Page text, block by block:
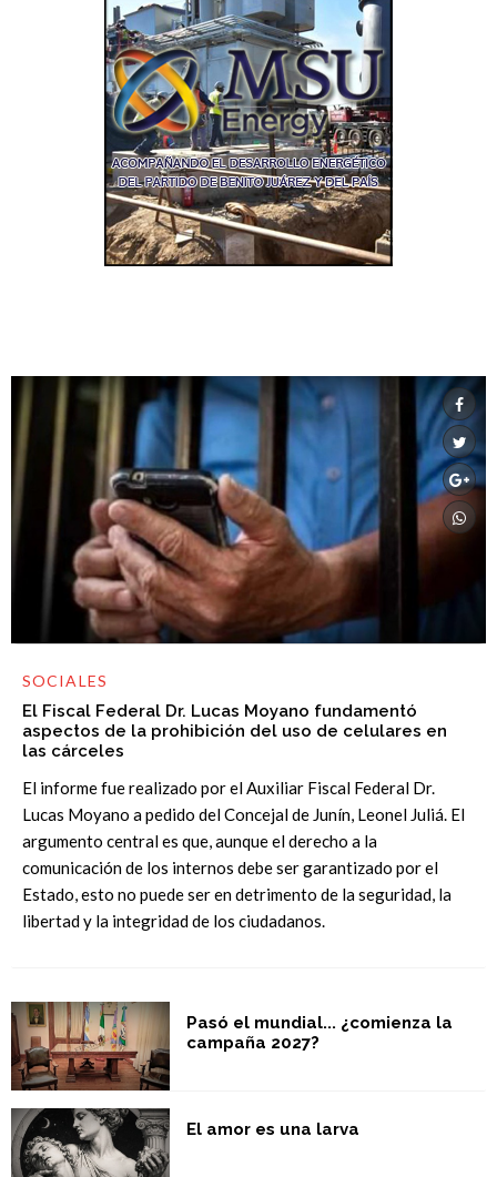
SOCIALES
El Fiscal Federal Dr. Lucas Moyano fundamentó
aspectos de la prohibición del uso de celulares en
las cárceles
El informe fue realizado por el Auxiliar Fiscal Federal Dr.
Lucas Moyano a pedido del Concejal de Junín, Leonel Juliá. El
argumento central es que, aunque el derecho a la
comunicación de los internos debe ser garantizado por el
Estado, esto no puede ser en detrimento de la seguridad, la
libertad y la integridad de los ciudadanos.
Pasó el mundial... ¿comienza la
campaña 2027?
El amor es una larva